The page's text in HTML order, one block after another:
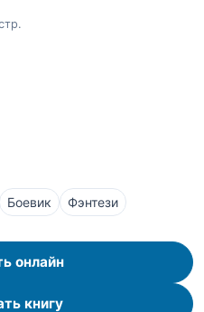
Боевик Фэнтези
онлайн
книгу